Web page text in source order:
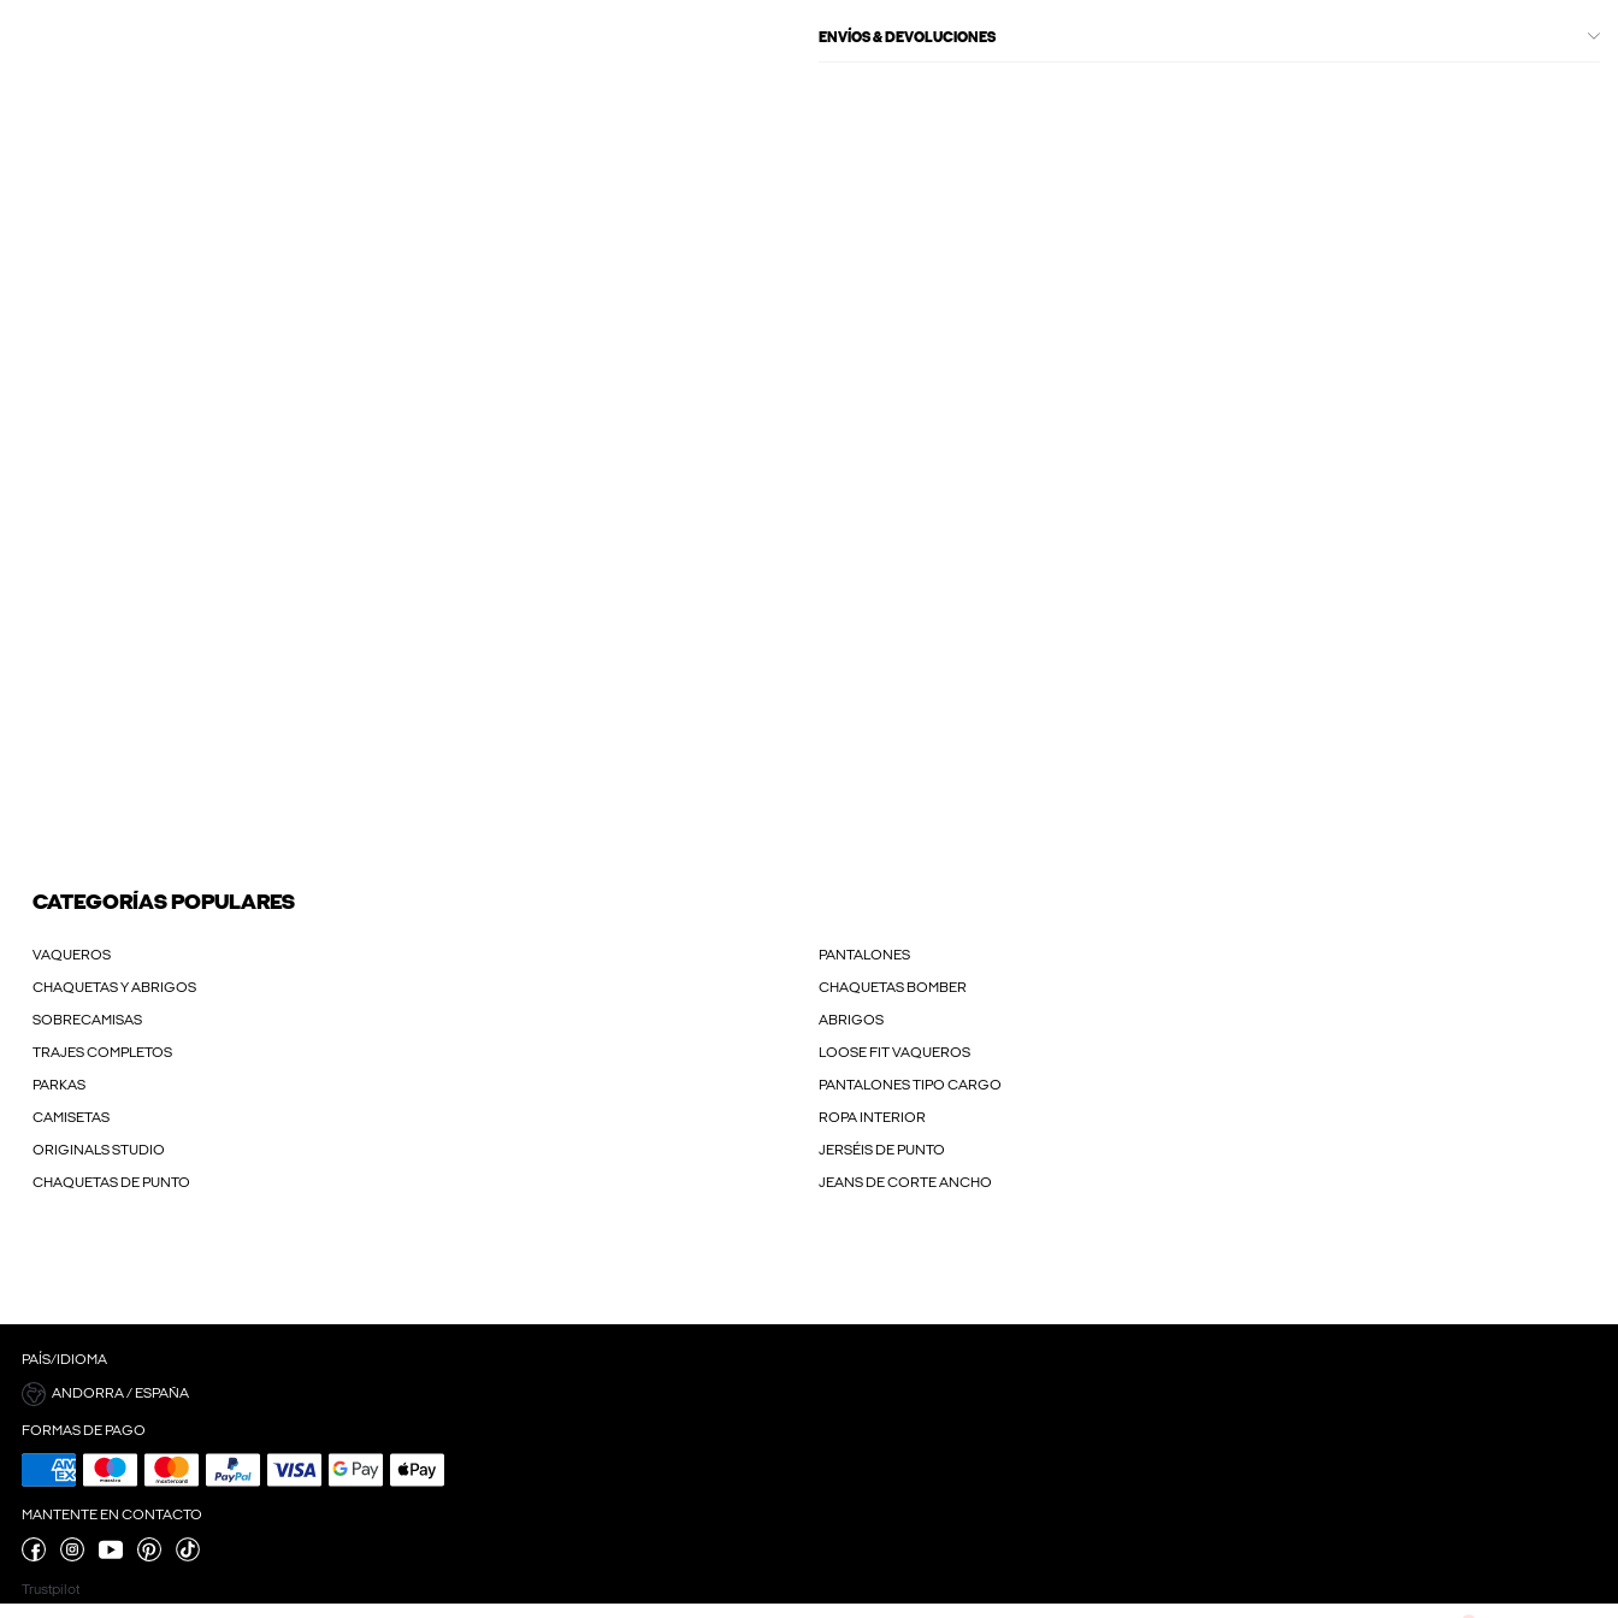
ENVÍOS & DEVOLUCIONES
CATEGORÍAS POPULARES
VAQUEROS PANTALONES
CHAQUETAS Y ABRIGOS CHAQUETAS BOMBER
SOBRECAMISAS ABRIGOS
TRAJES COMPLETOS LOOSE FIT VAQUEROS
PARKAS PANTALONES TIPO CARGO
CAMISETAS ROPA INTERIOR
ORIGINALS STUDIO JERSÉIS DE PUNTO
CHAQUETAS DE PUNTO JEANS DE CORTE ANCHO
PAÍS/IDIOMA
ANDORRA / ESPAÑA
FORMAS DE PAGO
MANTENTE EN CONTACTO
Trustpilot